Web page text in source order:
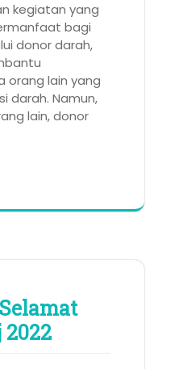
kegiatan yang
bagi
donor darah,
orang lain yang
darah. Namun,
lain, donor